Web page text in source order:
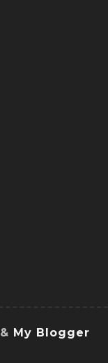
& My Blogger